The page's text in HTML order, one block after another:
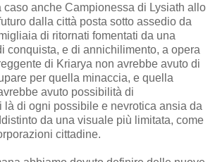
caso anche Campionessa di Lysiath allo
dalla città posta sotto assedio da
di ritornati fomentati da una
conquista, e di annichilimento, a opera
di Kriarya non avrebbe avuto di
per quella minaccia, e quella
avuto possibilità di
là di ogni possibile e nevrotica ansia da
da una visuale più limitata, come
cittadine.